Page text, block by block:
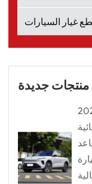
غيار السيارات
منتجات جديدة